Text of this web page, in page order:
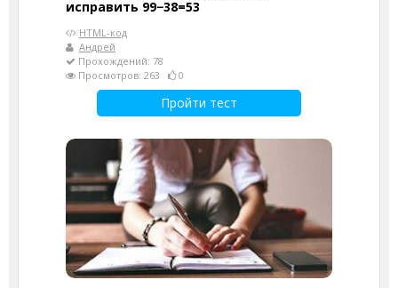
исправить 99−38=53
HTML-код
Андрей
Прохождений: 78
Просмотров: 263
0
Пройти тест